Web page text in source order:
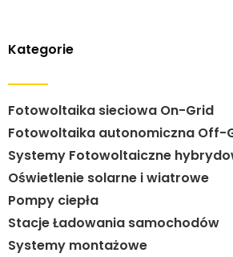
Kategorie
Fotowoltaika sieciowa On-Grid
Fotowoltaika autonomiczna Off-
Systemy Fotowoltaiczne
Oświetlenie solarne i wiatrowe
Pompy ciepła
Stacje Ładowania samochodów
Systemy montażowe